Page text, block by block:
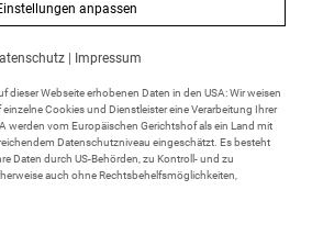
Adresse
Rathausplatz 6
88175 Scheidegg
anpassen
Impressum
dieser Webseite erhobenen Daten in den USA: Wir weisen
Cookies und Dienstleister eine Verarbeitung Ihrer
werden vom Europäischen Gerichtshof als ein Land mit
Datenschutzniveau eingeschätzt. Es besteht
Daten durch US-Behörden, zu Kontroll- und zu
auch ohne Rechtsbehelfsmöglichkeiten,